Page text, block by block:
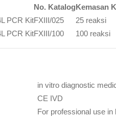
No. KatalogKemasan
PCR KitFXIII/025
25 reaksi
PCR KitFXIII/100 100 reaksi
in vitrodiagnostic
CE IVD
For professional use